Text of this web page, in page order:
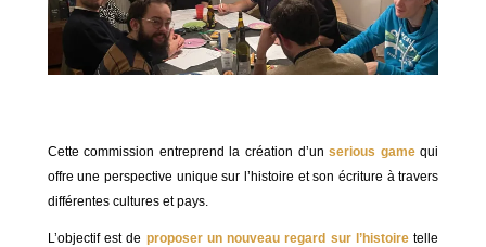
Cette commission entreprend la création d’unserious gamequi
offre une perspective unique sur l’histoire et son écriture à travers
différentes cultures et pays.
L’objectif est de proposer un nouveau regard sur l’histoire telle